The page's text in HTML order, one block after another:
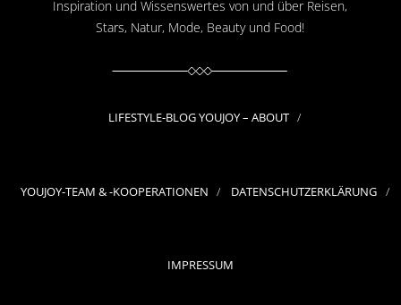
Inspiration und Wissenswertes von und über Reisen,
Stars, Natur, Mode, Beauty und Food!
LIFESTYLE-BLOG YOUJOY – ABOUT
YOUJOY-TEAM & -KOOPERATIONEN DATENSCHUTZERKLÄRUNG
IMPRESSUM